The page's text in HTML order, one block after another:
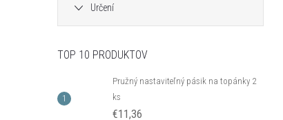
Určení
TOP 10 PRODUKTOV
Pružný nastaviteľný pásik na topánky 2
ks
€11,36